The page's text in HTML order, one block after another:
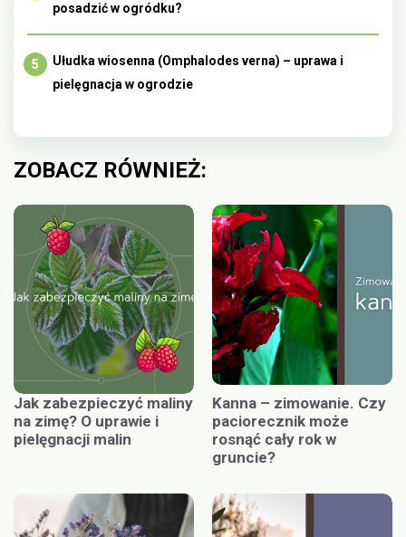
posadzić w ogródku?
Ułudka wiosenna (Omphalodes verna) – uprawa i
pielęgnacja w ogrodzie
ZOBACZ RÓWNIEŻ:
Jak zabezpieczyć maliny
na zimę? O uprawie i
pielęgnacji malin
Kanna – zimowanie. Czy
paciorecznik może
rosnąć cały rok w
gruncie?